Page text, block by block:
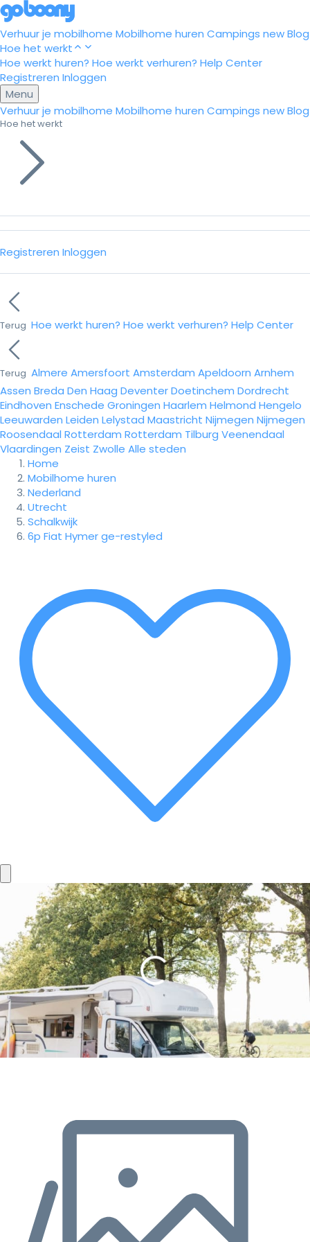
Verhuur je mobilhome Mobilhome huren Campings newBlog
Hoe het werkt
Hoe werkt huren? Hoe werkt verhuren? Help Center
Registreren Inloggen
Menu
Verhuur je mobilhome Mobilhome huren Campings newBlog
Hoe het werkt
Registreren Inloggen
Terug Hoe werkt huren? Hoe werkt verhuren? Help Center
Terug Almere Amersfoort Amsterdam Apeldoorn Arnhem
Assen Breda Den Haag DeventerDoetinchem Dordrecht
Eindhoven Enschede Groningen Haarlem Helmond Hengelo
Leeuwarden Leiden Lelystad Maastricht Nijmegen Nijmegen
Roosendaal Rotterdam Rotterdam Tilburg Veenendaal
Vlaardingen Zeist Zwolle Alle steden
Home
Mobilhome huren
Nederland
Utrecht
Schalkwijk
6p Fiat Hymer ge-restyled